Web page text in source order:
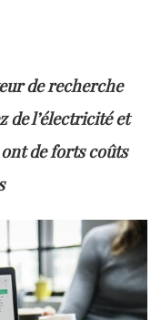
de recherche
de l’électricité et
de forts coûts